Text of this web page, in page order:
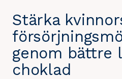
Stärka
genom bättre
choklad